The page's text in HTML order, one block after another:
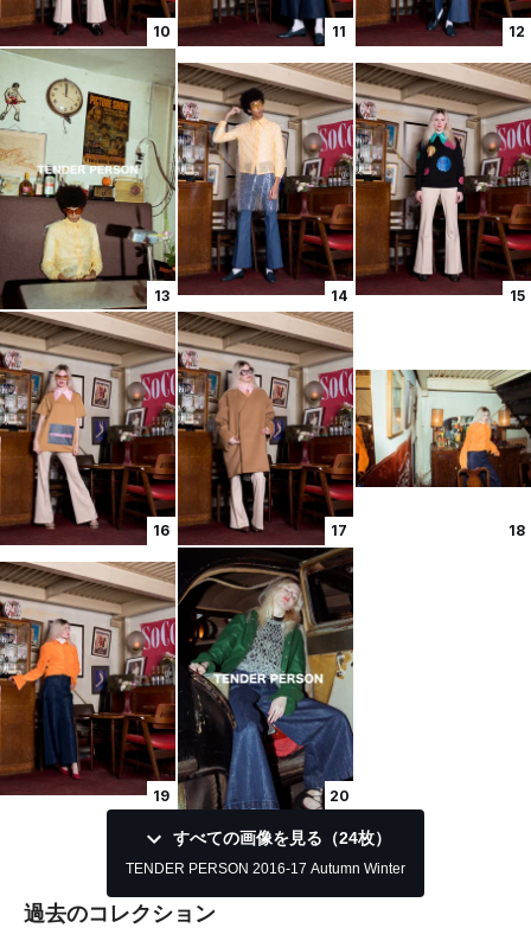
10 11 12
13 14 15
16 17 18
19 20
すべての画像を見る（24枚）
TENDER PERSON 2016-17 Autumn Winter
過去のコレクション